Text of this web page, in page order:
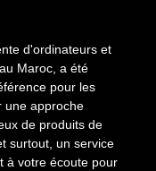
d'ordinateurs et
Maroc, a été
pour les
une approche
de produits de
surtout, un service
à votre écoute pour